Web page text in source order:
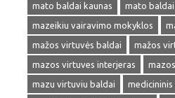
mato baldai kaunas
mato baldai
mazeikiu vairavimo mokyklos
mažos virtuvės baldai
mažos
mazos virtuves interjeras
mazu virtuviu baldai